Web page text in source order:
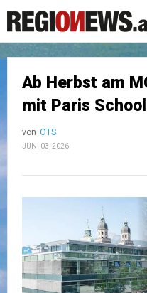
Ab Herbst am
mit Paris
von OTS
JUNI 03, 2026